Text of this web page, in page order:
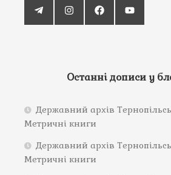
Останні дописи у
Державний архів
Метричні книги
Державний архів
Метричні книги